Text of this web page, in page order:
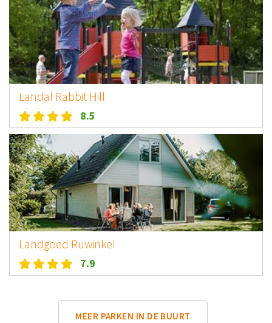
Landal Rabbit Hill
8.5
Landgoed Ruwinkel
7.9
MEER PARKEN IN DE BUURT